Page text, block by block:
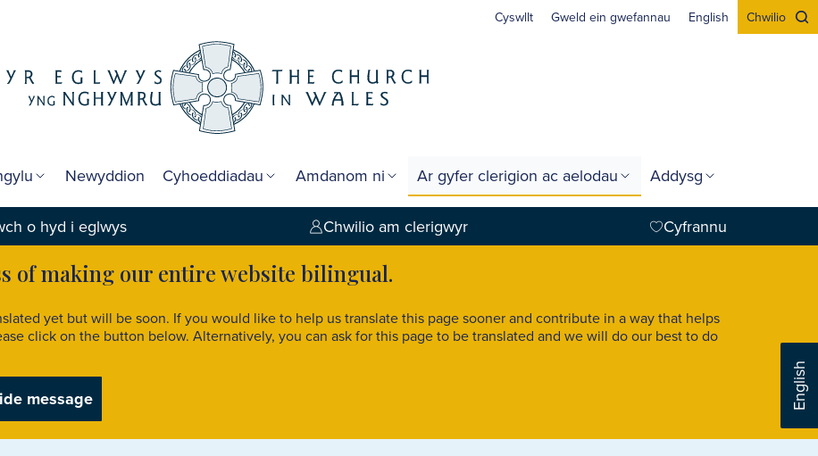
English
Cyswllt Gweld ein gwefannau English Chwilio
Newyddion Cyhoeddiadau Amdanom ni Ar gyfer clerigion ac aelodau Addysg
o hyd i eglwys Chwilio am clerigwyr Cyfrannu
of making our entire website bilingual.
yet but will be soon. If you would like to help us translate this page sooner and contribute in a way that helps
click on the button below. Alternatively, you can ask for this page to be translated and we will do our best to do
message